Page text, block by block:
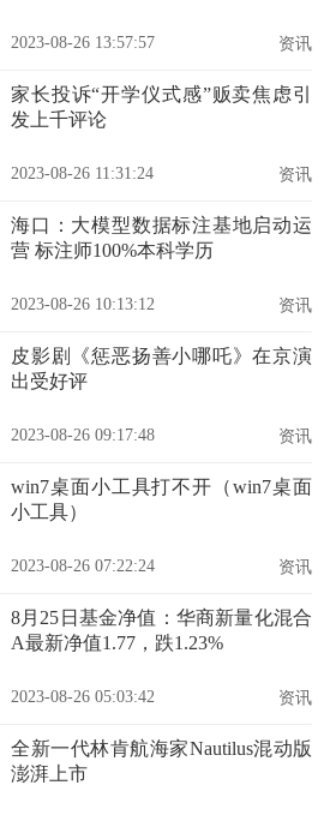
2023-08-26 13:57:57 资讯
家长投诉“开学仪式感”贩卖焦虑引
发上千评论
2023-08-26 11:31:24 资讯
海口：大模型数据标注基地启动运
营 标注师100%本科学历
2023-08-26 10:13:12 资讯
皮影剧《惩恶扬善小哪吒》在京演
出受好评
2023-08-26 09:17:48 资讯
win7桌面小工具打不开（win7桌面
小工具）
2023-08-26 07:22:24 资讯
8月25日基金净值：华商新量化混合
A最新净值1.77，跌1.23%
2023-08-26 05:03:42 资讯
全新一代林肯航海家Nautilus混动版
澎湃上市